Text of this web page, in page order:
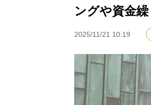
ングや資金
2025/11/21 10:19